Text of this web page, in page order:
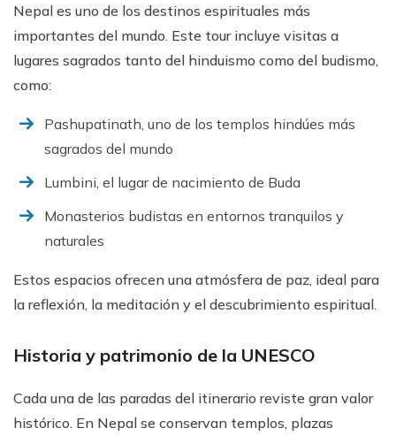
Nepal es uno de los destinos espirituales más
importantes del mundo. Este tour incluye visitas a
lugares sagrados tanto del hinduismo como del budismo,
como:
Pashupatinath, uno de los templos hindúes más
sagrados del mundo
Lumbini, el lugar de nacimiento de Buda
Monasterios budistas en entornos tranquilos y
naturales
Estos espacios ofrecen una atmósfera de paz, ideal para
la reflexión, la meditación y el descubrimiento espiritual.
Historia y patrimonio de la UNESCO
Cada una de las paradas del itinerario reviste gran valor
histórico. En Nepal se conservan templos, plazas